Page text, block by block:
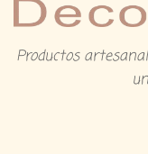
Productos